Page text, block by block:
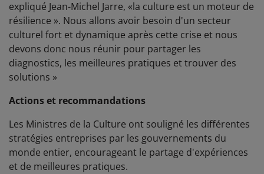
expliqué Jean-Michel Jarre, «la culture est un moteur de
résilience ». Nous allons avoir besoin d'un secteur
culturel fort et dynamique après cette crise et nous
devons donc nous réunir pour partager les
diagnostics, les meilleures pratiques et trouver des
solutions »
Actions et recommandations
Les Ministres de la Culture ont souligné les différentes
stratégies entreprises par les gouvernements du
monde entier, encourageant le partage d'expériences
et de meilleures pratiques.